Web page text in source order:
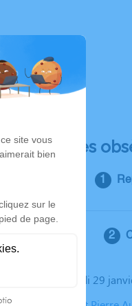
Déroulé des
Le mercredi 29